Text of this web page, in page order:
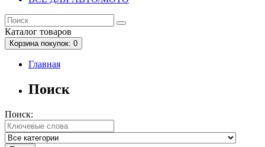
Каталог товаров
Корзинапокупок: 0
Главная
Поиск
Поиск: